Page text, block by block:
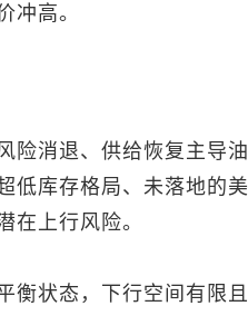
冲高。
险消退、供给恢复主导
低库存格局、未落地的
在上行风险。
衡状态，下行空间有限